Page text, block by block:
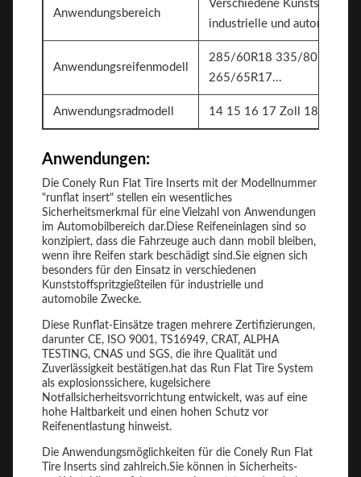
Anwendungsbereich
Verschiedene
industrielle und automobile
Anwendungsreifenmodell
285/60R18 335/80R20
265/65R17...
Anwendungsradmodell 14 15 16 17 Zoll 18 Zoll
Anwendungen:
Die Conely Run Flat Tire Inserts mit der Modellnummer
"runflat insert" stellen ein wesentliches
Sicherheitsmerkmal für eine Vielzahl von Anwendungen
im Automobilbereich dar.Diese Reifeneinlagen sind so
konzipiert, dass die Fahrzeuge auch dann mobil bleiben,
wenn ihre Reifen stark beschädigt sind.Sie eignen sich
besonders für den Einsatz in verschiedenen
Kunststoffspritzgießteilen für industrielle und
automobile Zwecke.
Diese Runflat-Einsätze tragen mehrere Zertifizierungen,
darunter CE, ISO 9001, TS16949, CRAT, ALPHA
TESTING, CNAS und SGS, die ihre Qualität und
Zuverlässigkeit bestätigen.hat das Run Flat Tire System
als explosionssichere, kugelsichere
Notfallsicherheitsvorrichtung entwickelt, was auf eine
hohe Haltbarkeit und einen hohen Schutz vor
Reifenentlastung hinweist.
Die Anwendungsmöglichkeiten für die Conely Run Flat
Tire Inserts sind zahlreich.Sie können in Sicherheits-